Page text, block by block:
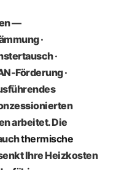
—
·
·
Förderung ·
arbeitet. Die
thermische
Ihre Heizkosten